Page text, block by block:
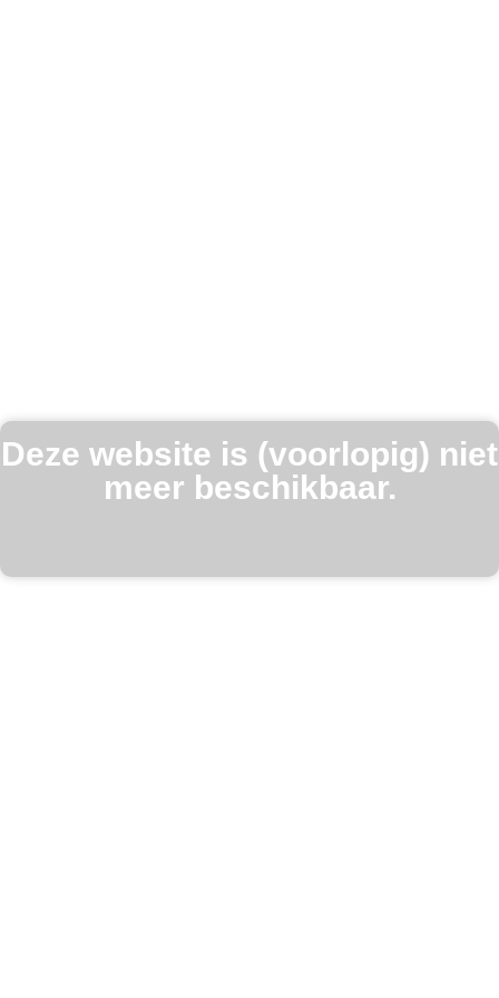
Deze website is (voorlopig) niet
meer beschikbaar.